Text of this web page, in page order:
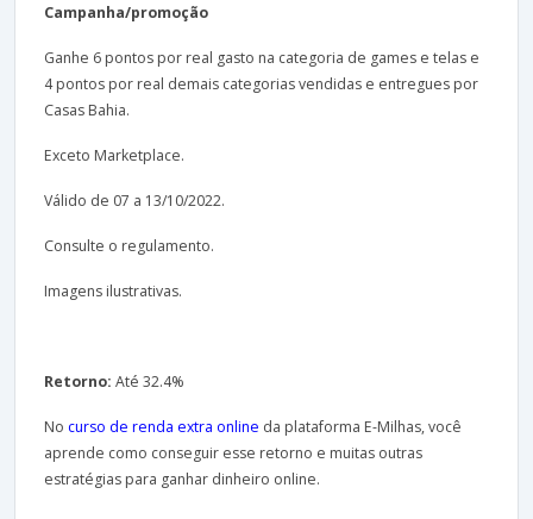
Campanha/promoção
Ganhe 6 pontos por real gasto na categoria de games e telas e
4 pontos por real demais categorias vendidas e entregues por
Casas Bahia.
Exceto Marketplace.
Válido de 07 a 13/10/2022.
Consulte o regulamento.
Imagens ilustrativas.
Retorno: Até 32.4%
No curso de renda extra online da plataforma E-Milhas, você
aprende como conseguir esse retorno e muitas outras
estratégias para ganhar dinheiro online.